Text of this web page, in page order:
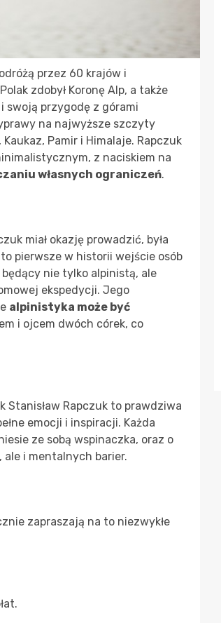
przez 60 krajów i
zdobył Koronę Alp, a także
swoją przygodę z górami
na najwyższe szczyty
Pamir i Himalaje. Rapczuk
z naciskiem na
własnych ograniczeń.
miał okazję prowadzić, była
to pierwsze w historii wejście osób
nie tylko alpinistą, ale
ekspedycji. Jego
alpinistyka może być
i ojcem dwóch córek, co
Stanisław Rapczuk to prawdziwa
emocji i inspiracji. Każda
ze sobą wspinaczka, oraz o
i mentalnych barier.
zapraszają na to niezwykłe